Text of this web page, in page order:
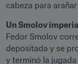
cabeza para
Un Smolov imperial
Fedor Smolov
depositada y se
y terminó la